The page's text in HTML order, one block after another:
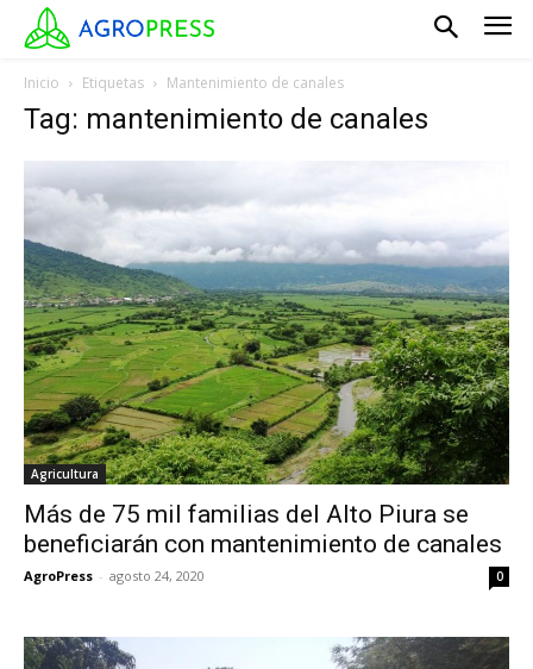
Inicio Etiquetas Mantenimiento de canales
Tag: mantenimiento de canales
Agricultura
Más de 75 mil familias del Alto Piura se
beneficiarán con mantenimiento de canales
AgroPress - agosto 24, 2020 0